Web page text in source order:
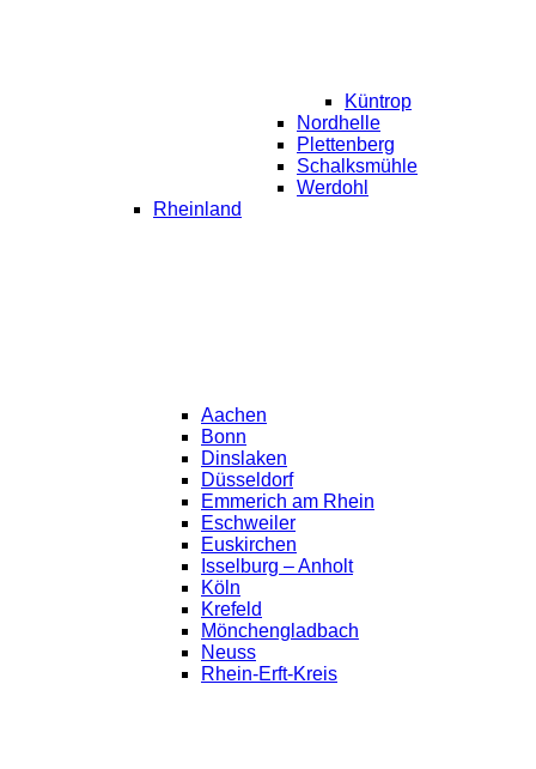
Küntrop
Nordhelle
Plettenberg
Schalksmühle
Werdohl
Rheinland
Aachen
Bonn
Dinslaken
Düsseldorf
Emmerich am Rhein
Eschweiler
Euskirchen
Isselburg – Anholt
Köln
Krefeld
Mönchengladbach
Neuss
Rhein-Erft-Kreis